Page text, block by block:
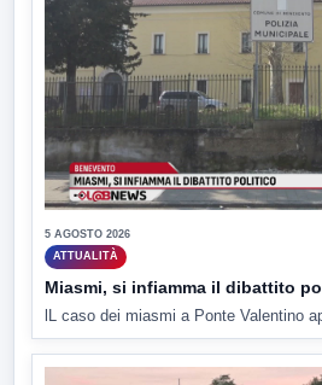
5 AGOSTO 2026
ATTUALITÀ
Miasmi, si infiamma il dibattito
lL caso dei miasmi a Ponte Valentino